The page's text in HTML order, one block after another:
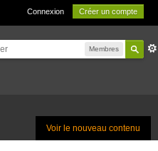
Connexion Créer un compte
Membres
Voir le nouveau contenu